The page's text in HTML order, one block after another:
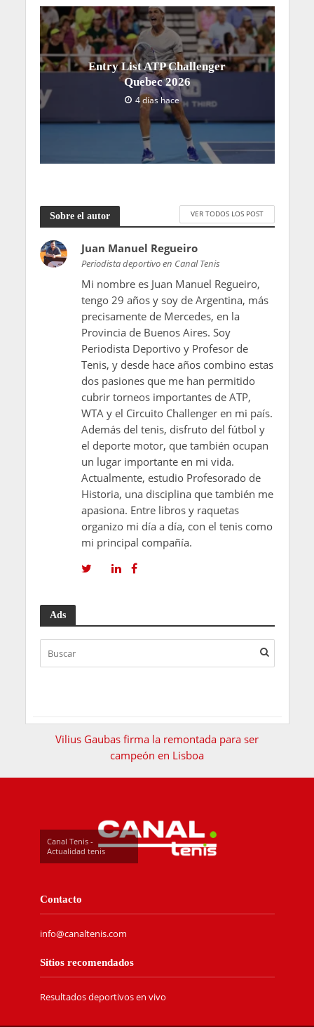
Entry List ATP Challenger
Quebec 2026
4 días hace
Sobre el autor VER TODOS LOS POST
Juan Manuel Regueiro
Periodista deportivo en Canal Tenis
Mi nombre es Juan Manuel Regueiro,
tengo 29 años y soy de Argentina, más
precisamente de Mercedes, en la
Provincia de Buenos Aires. Soy
Periodista Deportivo y Profesor de
Tenis, y desde hace años combino estas
dos pasiones que me han permitido
cubrir torneos importantes de ATP,
WTA y el Circuito Challenger en mi país.
Además del tenis, disfruto del fútbol y
el deporte motor, que también ocupan
un lugar importante en mi vida.
Actualmente, estudio Profesorado de
Historia, una disciplina que también me
apasiona. Entre libros y raquetas
organizo mi día a día, con el tenis como
mi principal compañía.
Ads
Vilius Gaubas firma la remontada para ser
campeón en Lisboa
Canal Tenis -
Actualidad tenis
Contacto
info@canaltenis.com
Sitios recomendados
Resultados deportivos en vivo